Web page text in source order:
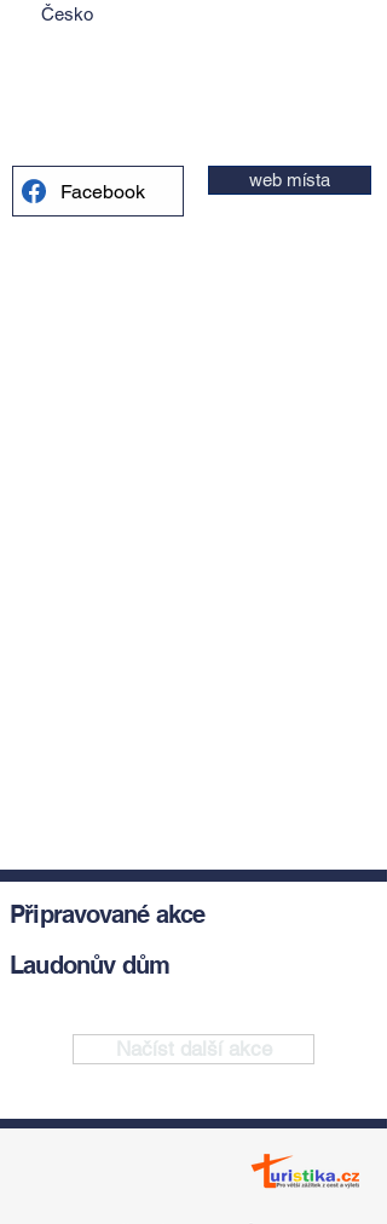
Česko
Facebook web místa
Připravované akce
Laudonův dům
Načíst další akce